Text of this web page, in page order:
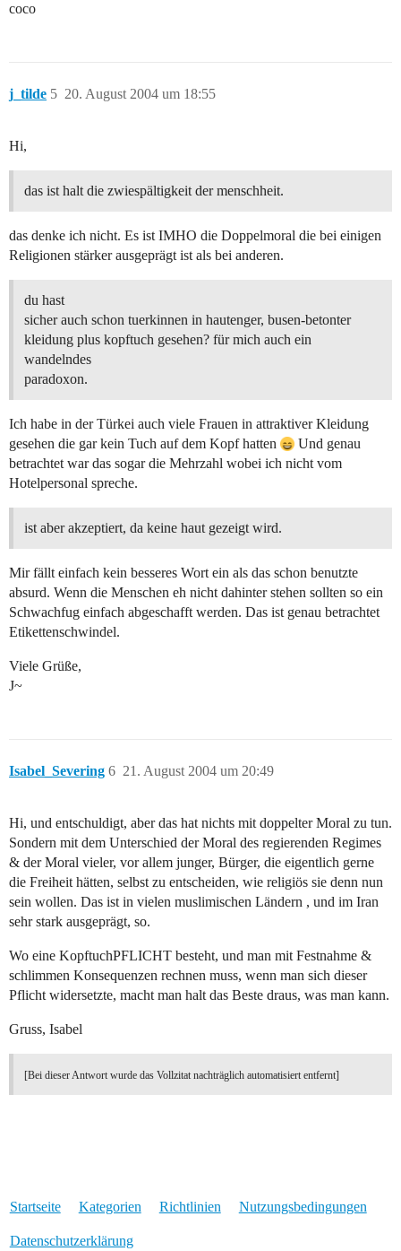
coco
j_tilde 20. August 2004 um 18:55
5
Hi,
das ist halt die zwiespältigkeit der menschheit.
das denke ich nicht. Es ist IMHO die Doppelmoral die bei einigen
Religionen stärker ausgeprägt ist als bei anderen.
du hast
sicher auch schon tuerkinnen in hautenger, busen-betonter
kleidung plus kopftuch gesehen? für mich auch ein
wandelndes
paradoxon.
Ich habe in der Türkei auch viele Frauen in attraktiver Kleidung
gesehen die gar kein Tuch auf dem Kopf hatten
Und genau
betrachtet war das sogar die Mehrzahl wobei ich nicht vom
Hotelpersonal spreche.
ist aber akzeptiert, da keine haut gezeigt wird.
Mir fällt einfach kein besseres Wort ein als das schon benutzte
absurd. Wenn die Menschen eh nicht dahinter stehen sollten so ein
Schwachfug einfach abgeschafft werden. Das ist genau betrachtet
Etikettenschwindel.
Viele Grüße,
J~
Isabel_Severing 21. August 2004 um 20:49
6
Hi, und entschuldigt, aber das hat nichts mit doppelter Moral zu tun.
Sondern mit dem Unterschied der Moral des regierenden Regimes
& der Moral vieler, vor allem junger, Bürger, die eigentlich gerne
die Freiheit hätten, selbst zu entscheiden, wie religiös sie denn nun
sein wollen. Das ist in vielen muslimischen Ländern , und im Iran
sehr stark ausgeprägt, so.
Wo eine KopftuchPFLICHT besteht, und man mit Festnahme &
schlimmen Konsequenzen rechnen muss, wenn man sich dieser
Pflicht widersetzte, macht man halt das Beste draus, was man kann.
Gruss, Isabel
[Bei dieser Antwort wurde das Vollzitat nachträglich automatisiert entfernt]
Startseite Kategorien Richtlinien Nutzungsbedingungen
Datenschutzerklärung